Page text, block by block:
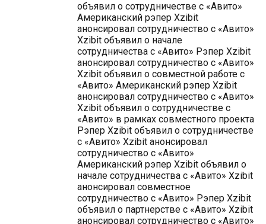
объявил о сотрудничестве с «Авито»
Американский рэпер Xzibit
анонсировал сотрудничество с «Авито»
Xzibit объявил о начале
сотрудничества с «Авито» Рэпер Xzibit
анонсировал сотрудничество с «Авито»
Xzibit объявил о совместной работе с
«Авито» Американский рэпер Xzibit
анонсировал сотрудничество с «Авито»
Xzibit объявил о сотрудничестве с
«Авито» в рамках совместного проекта
Рэпер Xzibit объявил о сотрудничестве
с «Авито» Xzibit анонсировал
сотрудничество с «Авито»
Американский рэпер Xzibit объявил о
начале сотрудничества с «Авито» Xzibit
анонсировал совместное
сотрудничество с «Авито» Рэпер Xzibit
объявил о партнерстве с «Авито» Xzibit
анонсировал сотрудничество с «Авито»